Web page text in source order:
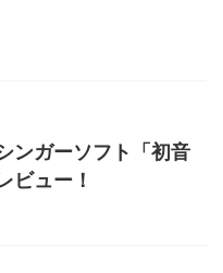
ンガーソフト「初音
ビュー！